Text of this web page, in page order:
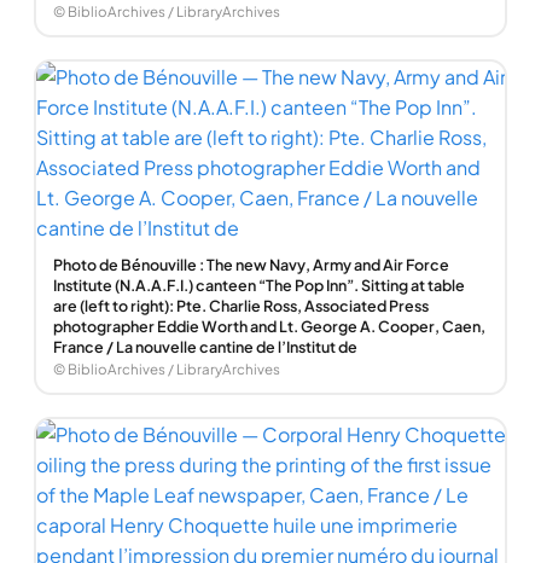
© BiblioArchives / LibraryArchives
Photo de Bénouville : The new Navy, Army and Air Force
Institute (N.A.A.F.I.) canteen “The Pop Inn”. Sitting at table
are (left to right): Pte. Charlie Ross, Associated Press
photographer Eddie Worth and Lt. George A. Cooper, Caen,
France / La nouvelle cantine de l’Institut de
© BiblioArchives / LibraryArchives